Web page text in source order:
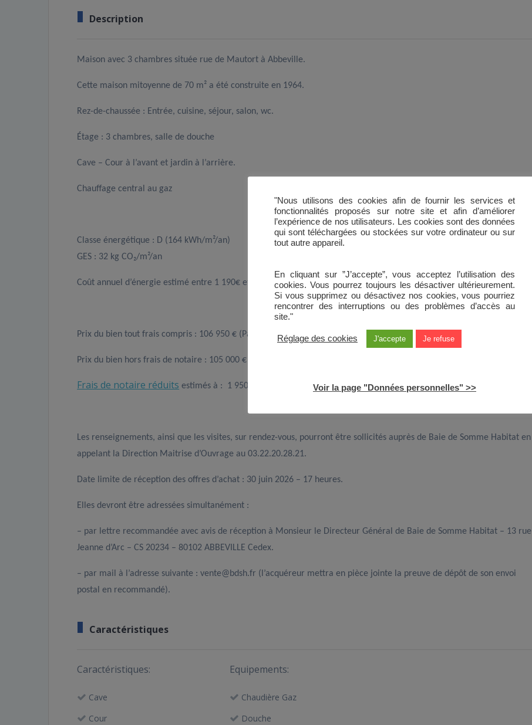
Description
Maison avec 3 chambres située rue de Mautort à Abbeville.
Cette maison mitoyenne de 70 m² a été construite en 1964.
Rez-de-chaussée : Entrée, cuisine, séjour, salon, wc.
Étage : 3 chambres, salle de douche
Cave – Cour à l’avant et jardin à l’arrière.
Chauffage central au gaz
Classe énergétique : D (164 kWh/m²/an)
GES : 32 kg CO₂/m²/an
Coût annuel d’énergie estimé entre 1 190€ et 1 670€ (valeur moyenne 2021-2023)
Prix du bien tout frais compris : 106 950 € (Pas de frais d’intermédiaire)
Prix du bien hors frais de notaire : 105 000 €
Frais de notaire réduits estimés à : 1 950 €
Les renseignements, ainsi que les visites, sur rendez-vous, pourront être sollicités auprès de Baie de Somme Habitat en
appelant la Direction Maitrise d’Ouvrage au 03.22.20.28.21.
Date limite de réception des offres d’achat : 30 juin 2026 – 17 heures.
Elles devront être adressées simultanément :
– par lettre recommandée avec avis de réception à Monsieur le Directeur Général de Baie de Somme Habitat – 13 rue
Jeanne d’Arc – CS 20234 – 80102 ABBEVILLE Cedex.
– par mail à l’adresse suivante : vente@bdsh.fr (l’acquéreur mettra en pièce jointe la preuve de dépôt de son envoi
postal en recommandé).
Caractéristiques
Caractéristiques:
Cave
Cour
Equipements:
Chaudière Gaz
Douche
"Nous utilisons des cookies afin de fournir les services et
fonctionnalités proposés sur notre site et afin d’améliorer
l’expérience de nos utilisateurs. Les cookies sont des données
qui sont téléchargées ou stockées sur votre ordinateur ou sur
tout autre appareil.
En cliquant sur ”J’accepte”, vous acceptez l’utilisation des
cookies. Vous pourrez toujours les désactiver ultérieurement.
Si vous supprimez ou désactivez nos cookies, vous pourriez
rencontrer des interruptions ou des problèmes d’accès au
site."
Réglage des cookies J'accepte Je refuse
Voir la page "Données personnelles" >>